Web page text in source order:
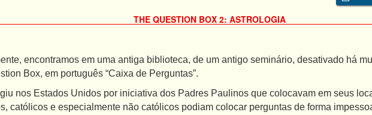
THE QUESTION BOX 2: ASTROLOGIA
encontramos em uma antiga biblioteca, de um antigo seminário, desativado há
Box, em português “Caixa de Perguntas”.
Estados Unidos por iniciativa dos Padres Paulinos que colocavam em seus
católicos e especialmente não católicos podiam colocar perguntas de forma